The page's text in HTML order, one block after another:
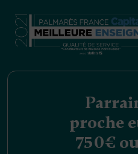
proche
750€